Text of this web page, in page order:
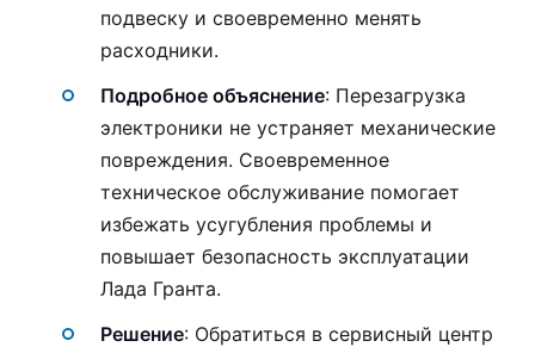
подвеску и своевременно менять
расходники.
Подробное объяснение: Перезагрузка
электроники не устраняет механические
повреждения. Своевременное
техническое обслуживание помогает
избежать усугубления проблемы и
повышает безопасность эксплуатации
Лада Гранта.
Решение: Обратиться в сервисный центр